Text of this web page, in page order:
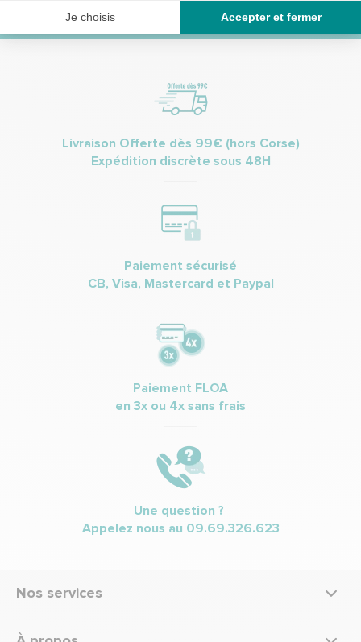
Livraison Offerte dès 99€ (hors Corse)
Expédition discrète sous 48H
Paiement sécurisé
CB, Visa, Mastercard et Paypal
Paiement FLOA
en 3x ou 4x sans frais
Une question ?
Appelez nous au 09.69.326.623
Nos services